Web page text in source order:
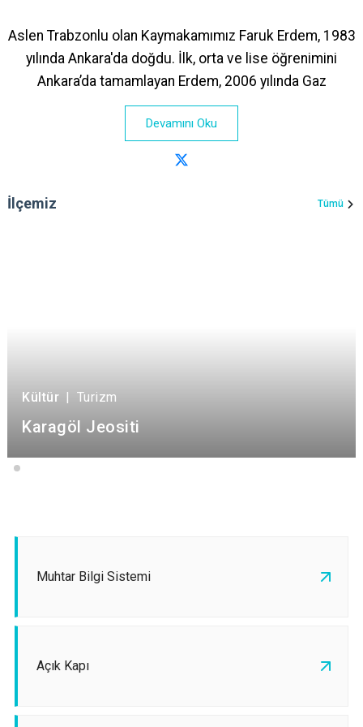
Aslen Trabzonlu olan Kaymakamımız Faruk Erdem, 1983
yılında Ankara'da doğdu. İlk, orta ve lise öğrenimini
Ankara’da tamamlayan Erdem, 2006 yılında Gaz
Devamını Oku
İlçemiz Tümü
Kültür | Turizm
Karagöl Jeositi
Muhtar Bilgi Sistemi
Açık Kapı